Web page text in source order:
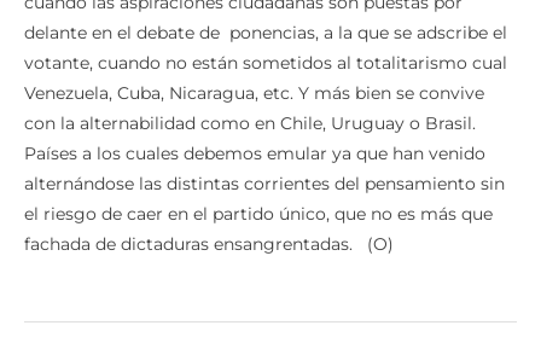
delante en el debate de ponencias, a la que se adscribe el
votante, cuando no están sometidos al totalitarismo cual
Venezuela, Cuba, Nicaragua, etc. Y más bien se convive
con la alternabilidad como en Chile, Uruguay o Brasil.
Países a los cuales debemos emular ya que han venido
alternándose las distintas corrientes del pensamiento sin
el riesgo de caer en el partido único, que no es más que
fachada de dictaduras ensangrentadas. (O)